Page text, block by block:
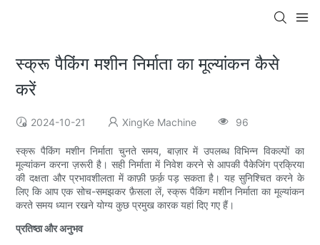
स्क्रू पैकिंग मशीन निर्माता का मूल्यांकन कैसे
करें
2024-10-21 XingKe Machine 96
स्क्रू पैकिंग मशीन निर्माता चुनते समय, बाज़ार में उपलब्ध विभिन्न विकल्पों का
मूल्यांकन करना ज़रूरी है। सही निर्माता में निवेश करने से आपकी पैकेजिंग प्रक्रिया
की दक्षता और प्रभावशीलता में काफ़ी फ़र्क़ पड़ सकता है। यह सुनिश्चित करने के
लिए कि आप एक सोच-समझकर फ़ैसला लें, स्क्रू पैकिंग मशीन निर्माता का मूल्यांकन
करते समय ध्यान रखने योग्य कुछ प्रमुख कारक यहां दिए गए हैं।
प्रतिष्ठा और अनुभव